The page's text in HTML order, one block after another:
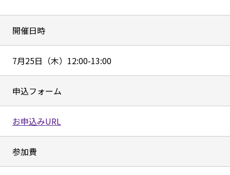
開催日時
7月25日（木）12:00-13:00
申込フォーム
お申込みURL
参加費